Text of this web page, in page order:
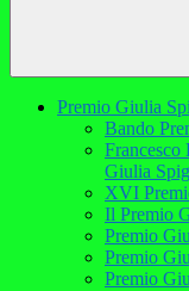
Premio Giulia
Bando
Giulia
XVI
Il Premio
Premio
Premio
Premio